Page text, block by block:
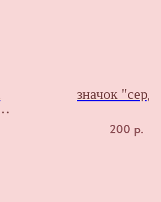
значок
200 р.